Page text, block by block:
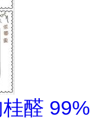
醛 99%